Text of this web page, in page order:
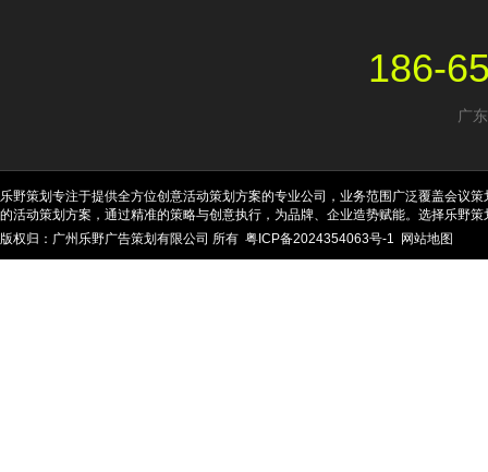
186-
广
乐野策划专注于提供全方位创意活动策划方案的专业公司，业务范围广泛覆盖会议
的活动策划方案，通过精准的策略与创意执行，为品牌、企业造势赋能。选择乐野
版权归：广州乐野广告策划有限公司 所有 粤ICP备2024354063号-1 网站地图